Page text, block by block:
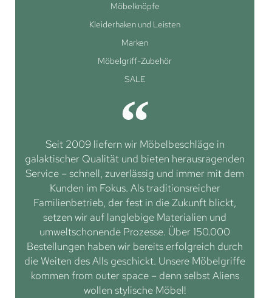
Möbelknöpfe
Kleiderhaken und Leisten
Marken
Möbelgriff-Zubehör
SALE
Seit 2009 liefern wir Möbelbeschläge in
galaktischer Qualität und bieten herausragenden
Service – schnell, zuverlässig und immer mit dem
Kunden im Fokus. Als traditionsreicher
Familienbetrieb, der fest in die Zukunft blickt,
setzen wir auf langlebige Materialien und
umweltschonende Prozesse. Über 150.000
Bestellungen haben wir bereits erfolgreich durch
die Weiten des Alls geschickt. Unsere Möbelgriffe
kommen from outer space – denn selbst Aliens
wollen stylische Möbel!